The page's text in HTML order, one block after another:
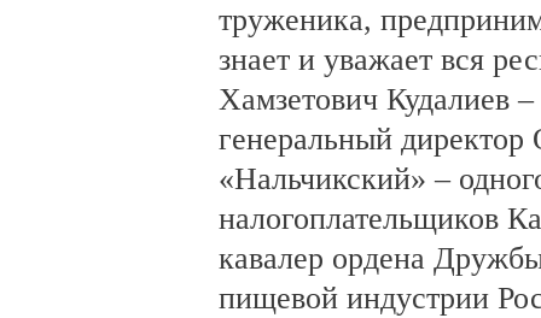
труженика,
знает и уважает вся
Хамзетович Кудалиев
генеральный
«Нальчикский» –
налогоплательщиков
кавалер ордена
пищевой индустрии